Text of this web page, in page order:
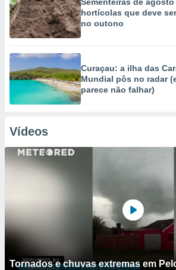
hortícolas que deve
no outono
Curaçau: a ilha das
Mundial pôs no radar
parece não falhar)
Vídeos
Tornados e chuvas extremas em